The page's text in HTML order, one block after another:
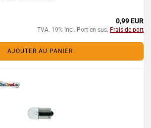
0,99 EUR
TVA. 19% incl. Port en sus. Frais de port
AJOUTER AU PANIER